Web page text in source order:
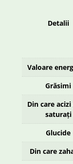
Detalii
Valoare
Grăsimi
Din care
saturați
Glucide
Din care